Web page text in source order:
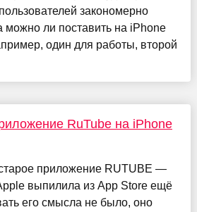
закономерно
можно ли поставить на iPhone
один для работы, второй
RuTube на iPhone
приложение RUTUBE —
выпилила из App Store ещё
его смысла не было, оно